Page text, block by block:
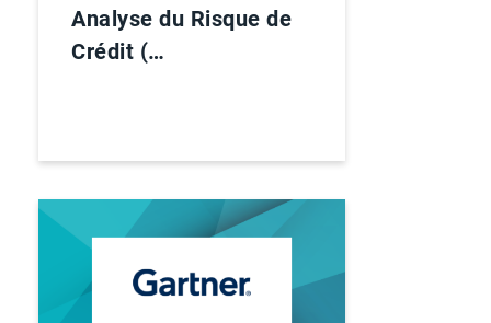
Analyse du Risque de
Crédit (…